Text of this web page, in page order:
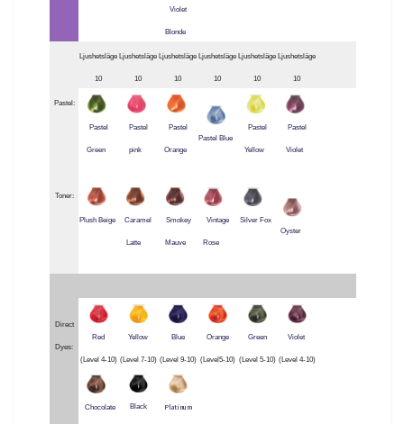
Violet
Blonde
Ljushetsläge
10
Ljushetsläge
10
Ljushetsläge
10
Ljushetsläge
10
Ljushetsläge
10
Ljushetsläge
10
Pastel:
Pastel
Green
Pastel
pink
Pastel
Orange
Pastel Blue
Pastel
Yellow
Pastel
Violet
Toner:
Plush Beige Caramel
Latte
Smokey
Mauve
Vintage
Rose
Silver Fox
Oyster
Direct
Dyes:
Red
(Level 4-10)
Yellow
(Level 7-10)
Blue
(Level 9-10)
Orange
(Level5-10)
Green
(Level 5-10)
Violet
(Level 4-10)
Chocolate Black Platinum